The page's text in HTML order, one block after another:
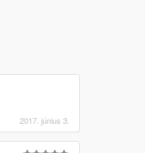
2017. június 3.